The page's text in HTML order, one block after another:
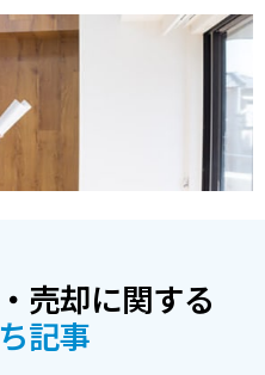
売却に関する
記事